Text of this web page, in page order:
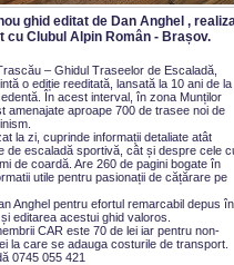
ghid editat de Dan Anghel ,
cu Clubul Alpin Român - Brașov.
– Ghidul Traseelor de Escaladă,
o ediție reeditată, lansată la 10 ani de la
În acest interval, în zona Munților
amenajate aproape 700 de trasee noi de
la zi, cuprinde informații detaliate atât
de escaladă sportivă, cât și despre cele
de coardă. Are 260 de pagini bogate în
utile pentru pasionații de cățărare pe
Anghel pentru efortul remarcabil depus în
editarea acestui ghid valoros.
CAR este 70 de lei iar pentru non-
la care se adauga costurile de transport.
0745 055 421